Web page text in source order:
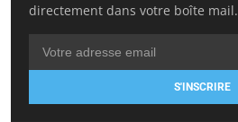
directement dans votre boîte mail.
S'INSCRIRE